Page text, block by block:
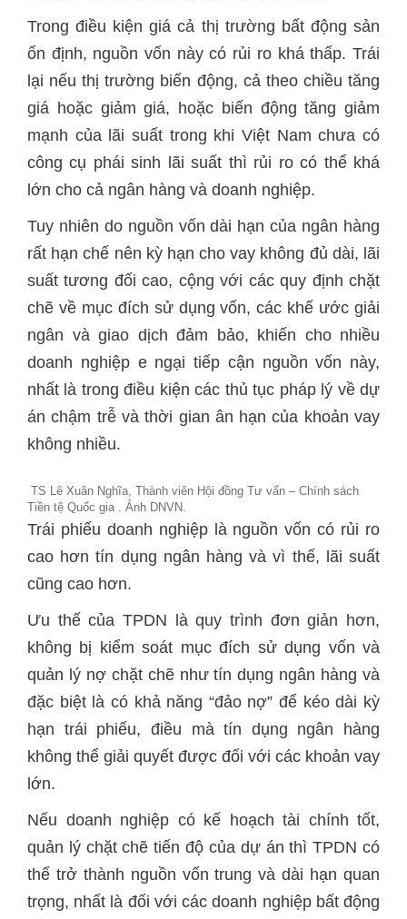
Trong điều kiện giá cả thị trường bất động sản
ổn định, nguồn vốn này có rủi ro khá thấp. Trái
lại nếu thị trường biến động, cả theo chiều tăng
giá hoặc giảm giá, hoặc biến động tăng giảm
mạnh của lãi suất trong khi Việt Nam chưa có
công cụ phái sinh lãi suất thì rủi ro có thể khá
lớn cho cả ngân hàng và doanh nghiệp.
Tuy nhiên do nguồn vốn dài hạn của ngân hàng
rất hạn chế nên kỳ hạn cho vay không đủ dài, lãi
suất tương đối cao, cộng với các quy định chặt
chẽ về mục đích sử dụng vốn, các khế ước giải
ngân và giao dịch đảm bảo, khiến cho nhiều
doanh nghiệp e ngại tiếp cận nguồn vốn này,
nhất là trong điều kiện các thủ tục pháp lý về dự
án chậm trễ và thời gian ân hạn của khoản vay
không nhiều.
TS Lê Xuân Nghĩa, Thành viên Hội đồng Tư vấn – Chính sách
Tiền tệ Quốc gia . Ảnh DNVN.
Trái phiếu doanh nghiệp là nguồn vốn có rủi ro
cao hơn tín dụng ngân hàng và vì thế, lãi suất
cũng cao hơn.
Ưu thế của TPDN là quy trình đơn giản hơn,
không bị kiểm soát mục đích sử dụng vốn và
quản lý nợ chặt chẽ như tín dụng ngân hàng và
đặc biệt là có khả năng “đảo nợ” để kéo dài kỳ
hạn trái phiếu, điều mà tín dụng ngân hàng
không thể giải quyết được đối với các khoản vay
lớn.
Nếu doanh nghiệp có kế hoạch tài chính tốt,
quản lý chặt chẽ tiến độ của dự án thì TPDN có
thể trở thành nguồn vốn trung và dài hạn quan
trọng, nhất là đối với các doanh nghiệp bất động